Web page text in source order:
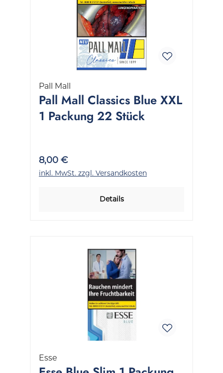
Pall Mall
Pall Mall Classics Blue XXL
1 Packung 22 Stück
8,00 €
inkl. MwSt. zzgl. Versandkosten
Details
Esse